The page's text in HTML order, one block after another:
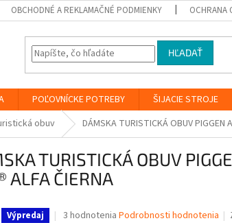
OBCHODNÉ A REKLAMAČNÉ PODMIENKY OCHRANA
HĽADAŤ
POĽOVNÍCKE POTREBY ŠIJACIE STROJE
obuv DÁMSKA TURISTICKÁ OBUV PIGGEN
TURISTICKÁ OBUV
ALFA ČIERNA
Výpredaj
Priemerné
3 hodnotenia Podrobnosti hodnotenia